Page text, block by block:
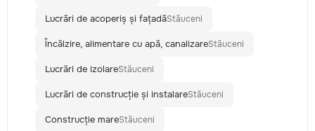
Lucrări de acoperiș și fațadăStăuceni
Încălzire, alimentare cu apă, canalizareStăuceni
Lucrări de izolareStăuceni
Lucrări de construcție și instalareStăuceni
Construcție mareStăuceni